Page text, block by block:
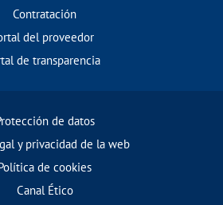
Contratación
del proveedor
de transparencia
de datos
y privacidad de la web
de cookies
Canal Ético